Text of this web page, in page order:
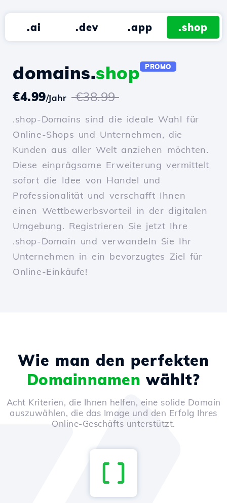
.ai .dev .app .shop
domains.shop PROMO
€4.99/Jahr €38.99
.shop-Domains sind die ideale Wahl für
Online-Shops und Unternehmen, die
Kunden aus aller Welt anziehen möchten.
Diese einprägsame Erweiterung vermittelt
sofort die Idee von Handel und
Professionalität und verschafft Ihnen
einen Wettbewerbsvorteil in der digitalen
Umgebung. Registrieren Sie jetzt Ihre
.shop-Domain und verwandeln Sie Ihr
Unternehmen in ein bevorzugtes Ziel für
Online-Einkäufe!
Wie man den perfekten
Domainnamen wählt?
Acht Kriterien, die Ihnen helfen, eine solide Domain
auszuwählen, die das Image und den Erfolg Ihres
Online-Geschäfts unterstützt.